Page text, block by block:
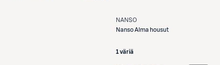
NANSO
NansoAlma housut
1 väriä